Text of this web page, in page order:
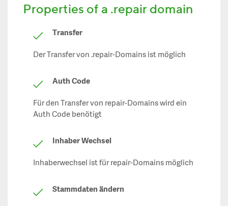
Properties of a .repair domain
Transfer
Der Transfer von .repair-Domains ist möglich
Auth Code
Für den Transfer von repair-Domains wird ein
Auth Code benötigt
Inhaber Wechsel
Inhaberwechsel ist für repair-Domains möglich
Stammdaten ändern